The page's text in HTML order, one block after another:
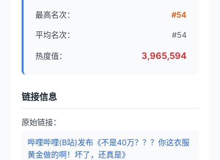
最高名次： #54
平均名次： #54
热度值： 3,965,594
链接信息
原始链接：
哔哩哔哩(B站)发布《不是40万？？？你这衣服
黄金做的啊！坏了，还真是》